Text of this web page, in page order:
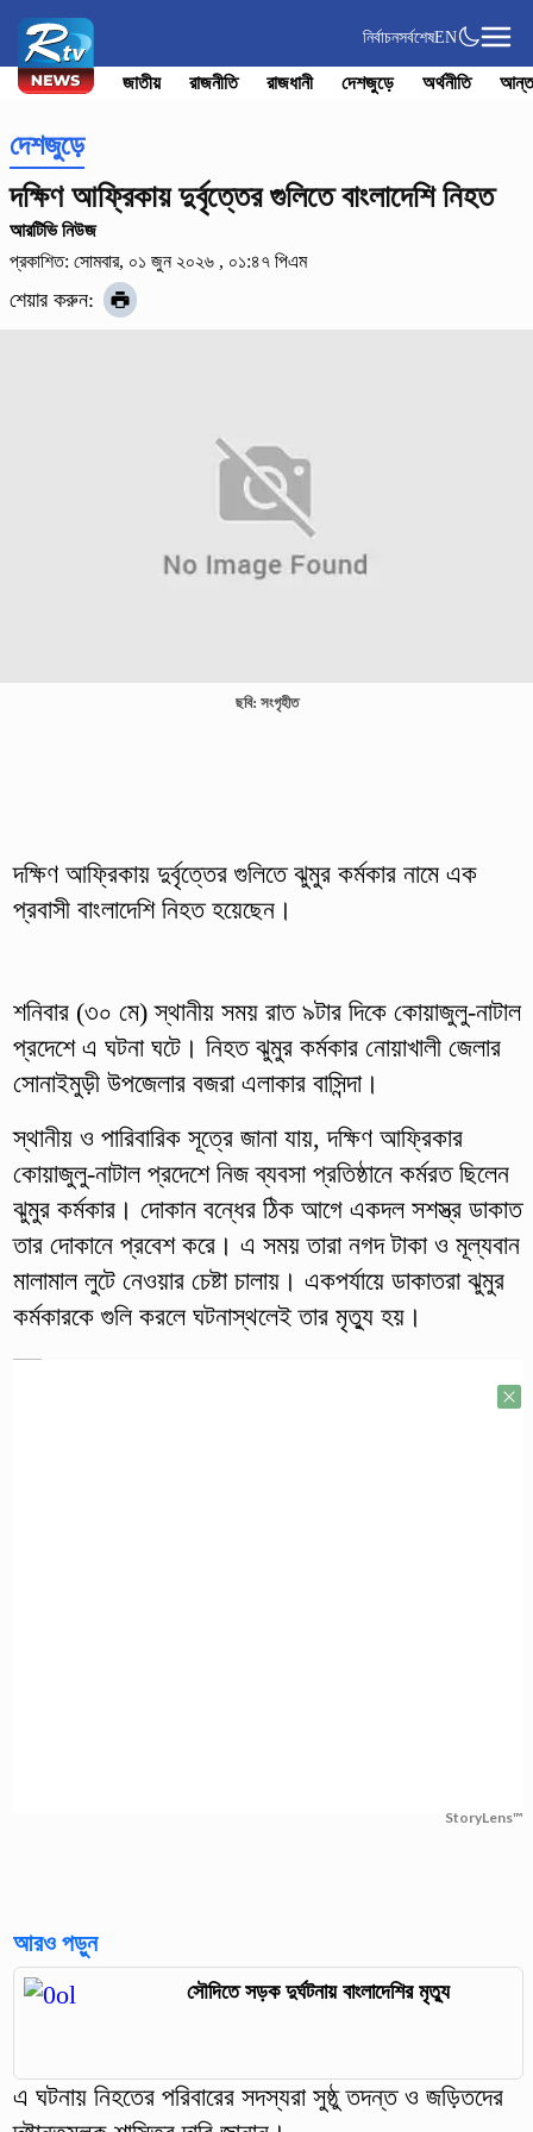
নির্বাচনসর্বশেষEN
জাতীয় রাজনীতি রাজধানী দেশজুড়ে অর্থনীতি
দেশজুড়ে
দক্ষিণ আফ্রিকায় দুর্বৃত্তের গুলিতে বাংলাদেশি নিহত
আরটিভি নিউজ
প্রকাশিত: সোমবার, ০১ জুন ২০২৬ , ০১:৪৭ পিএম
শেয়ার করুন:
ছবি: সংগৃহীত
দক্ষিণ আফ্রিকায় দুর্বৃত্তের গুলিতে ঝুমুর কর্মকার নামে এক
প্রবাসী বাংলাদেশি নিহত হয়েছেন।
শনিবার (৩০ মে) স্থানীয় সময় রাত ৯টার দিকে কোয়াজুলু-নাটাল
প্রদেশে এ ঘটনা ঘটে। নিহত ঝুমুর কর্মকার নোয়াখালী জেলার
সোনাইমুড়ী উপজেলার বজরা এলাকার বাসিন্দা।
স্থানীয় ও পারিবারিক সূত্রে জানা যায়, দক্ষিণ আফ্রিকার
কোয়াজুলু-নাটাল প্রদেশে নিজ ব্যবসা প্রতিষ্ঠানে কর্মরত ছিলেন
ঝুমুর কর্মকার। দোকান বন্ধের ঠিক আগে একদল সশস্ত্র ডাকাত
তার দোকানে প্রবেশ করে। এ সময় তারা নগদ টাকা ও মূল্যবান
মালামাল লুটে নেওয়ার চেষ্টা চালায়। একপর্যায়ে ডাকাতরা ঝুমুর
কর্মকারকে গুলি করলে ঘটনাস্থলেই তার মৃত্যু হয়।
StoryLens™
আরও পড়ুন
সৌদিতে সড়ক দুর্ঘটনায় বাংলাদেশির মৃত্যু
এ ঘটনায় নিহতের পরিবারের সদস্যরা সুষ্ঠু তদন্ত ও জড়িতদের